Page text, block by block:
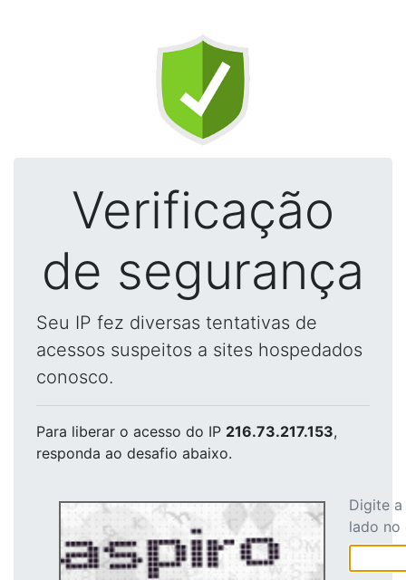
Verificação
de segurança
Seu IP fez diversas tentativas de
acessos suspeitos a sites hospedados
conosco.
Para liberar o acesso do IP 216.73.217.153,
responda ao desafio abaixo.
Digite
lado no